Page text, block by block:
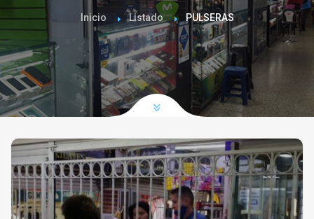
Inicio Listado PULSERAS